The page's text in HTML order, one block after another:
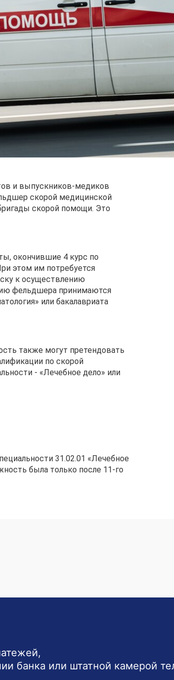
и выпускников-медиков
скорой медицинской
скорой помощи. Это
окончившие 4 курс по
этом им потребуется
к осуществлению
фельдшера принимаются
или бакалавриата
также могут претендовать
по скорой
- «Лечебное дело» или
31.02.01 «Лечебное
была только после 11-го
банка или штатной камерой